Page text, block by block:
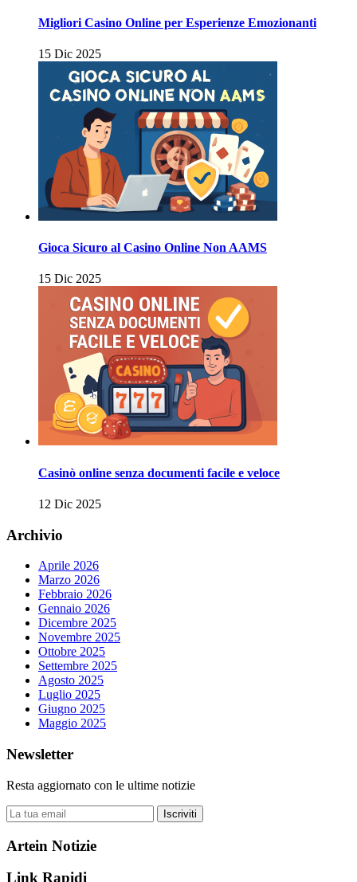
Migliori Casino Online per Esperienze Emozionanti
15 Dic 2025
Gioca Sicuro al Casino Online Non AAMS
15 Dic 2025
Casinò online senza documenti facile e veloce
12 Dic 2025
Archivio
Aprile 2026
Marzo 2026
Febbraio 2026
Gennaio 2026
Dicembre 2025
Novembre 2025
Ottobre 2025
Settembre 2025
Agosto 2025
Luglio 2025
Giugno 2025
Maggio 2025
Newsletter
Resta aggiornato con le ultime notizie
Iscriviti
Artein Notizie
Link Rapidi